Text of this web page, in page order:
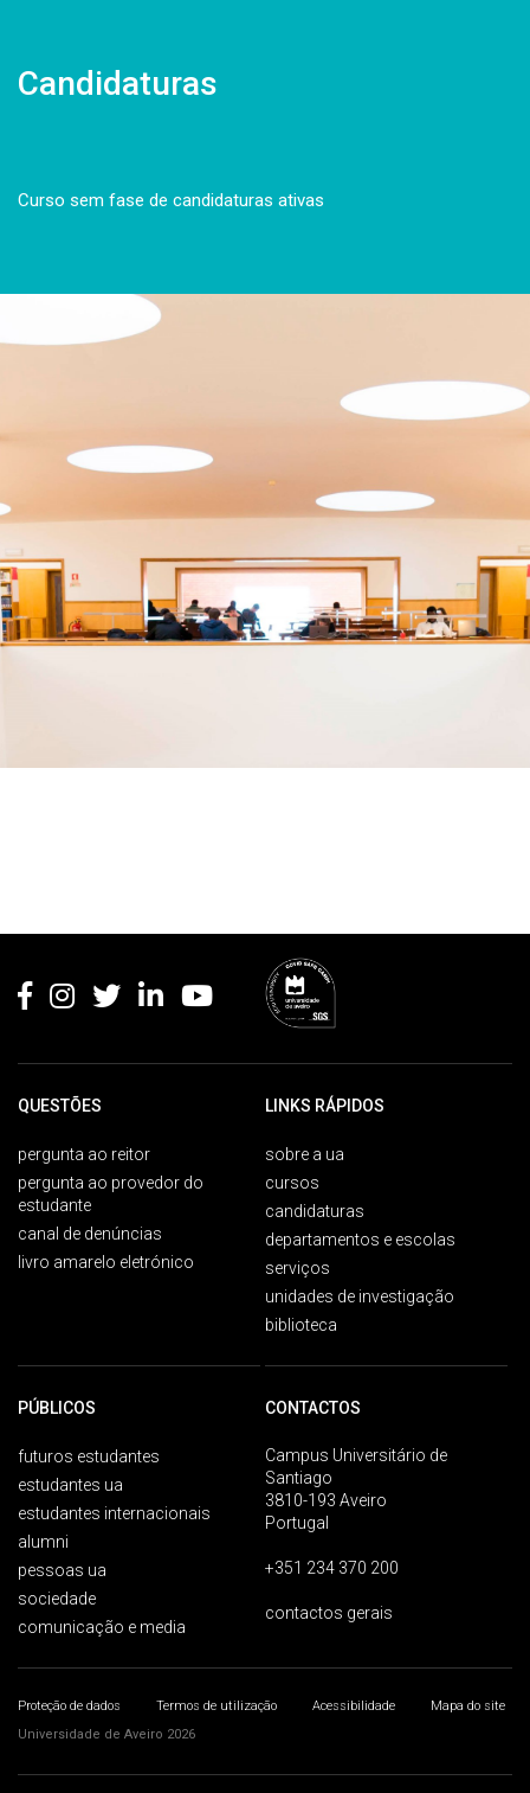
Candidaturas
Curso sem fase de candidaturas ativas
QUESTÕES
pergunta ao reitor
pergunta ao provedor do
estudante
canal de denúncias
livro amarelo eletrónico
LINKS RÁPIDOS
sobre a ua
cursos
candidaturas
departamentos e escolas
serviços
unidades de investigação
biblioteca
PÚBLICOS
futuros estudantes
estudantes ua
estudantes internacionais
alumni
pessoas ua
sociedade
comunicação e media
CONTACTOS
Campus Universitário de
Santiago
3810-193 Aveiro
Portugal
+351 234 370 200
contactos gerais
Proteção de dados Termos de utilização Acessibilidade
Mapa do site
Universidade de Aveiro 2026